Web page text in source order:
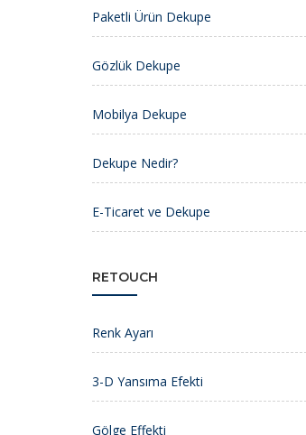
Paketli Ürün Dekupe
Gözlük Dekupe
Mobilya Dekupe
Dekupe Nedir?
E-Ticaret ve Dekupe
RETOUCH
Renk Ayarı
3-D Yansıma Efekti
Gölge Effekti